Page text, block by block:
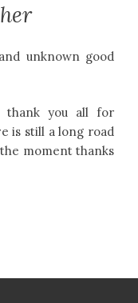
unknown good
thank you all for
is still a long road
moment thanks